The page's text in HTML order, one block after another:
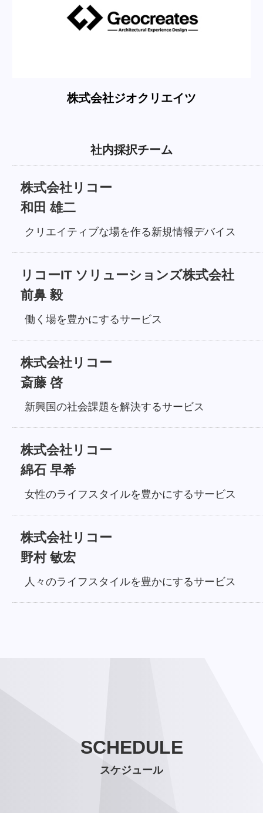
株式会社ジオクリエイツ
社内採択チーム
株式会社リコー
和田 雄二
クリエイティブな場を作る新規情報デバイス
リコーIT ソリューションズ株式会社
前鼻 毅
働く場を豊かにするサービス
株式会社リコー
斎藤 啓
新興国の社会課題を解決するサービス
株式会社リコー
綿石 早希
女性のライフスタイルを豊かにするサービス
株式会社リコー
野村 敏宏
人々のライフスタイルを豊かにするサービス
SCHEDULE
SCHEDULE
スケジュール
スケジュール